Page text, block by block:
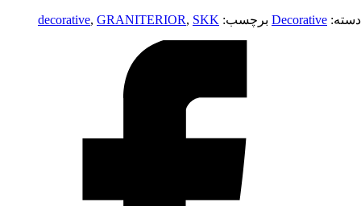
دسته: Decorative برچسب: decorative, GRANITERIOR, SKK